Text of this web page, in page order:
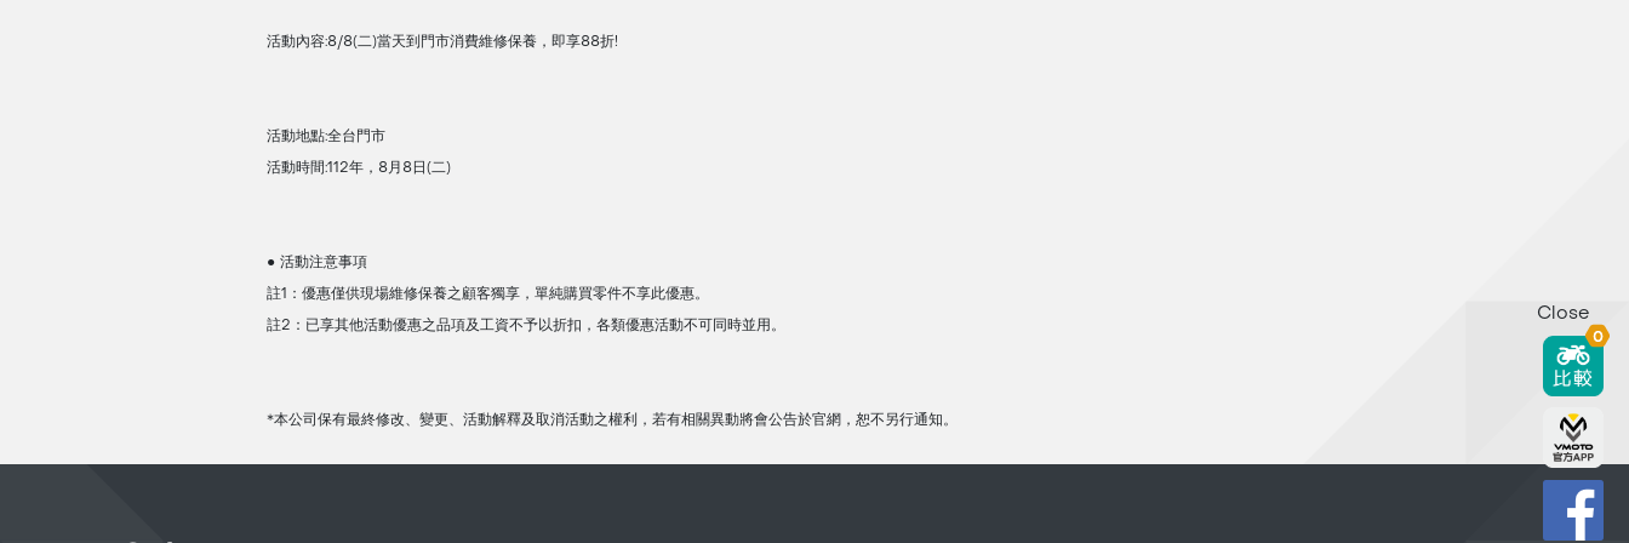
活動內容:8/8(二)當天到門市消費維修保養，即享88折!
活動地點:全台門市
活動時間:112年，8月8日(二)
● 活動注意事項
註1：優惠僅供現場維修保養之顧客獨享，單純購買零件不享此優惠。
註2：已享其他活動優惠之品項及工資不予以折扣，各類優惠活動不可同時並用。
*本公司保有最終修改、變更、活動解釋及取消活動之權利，若有相關異動將會公告於官網，恕不另行通知。
Close
0